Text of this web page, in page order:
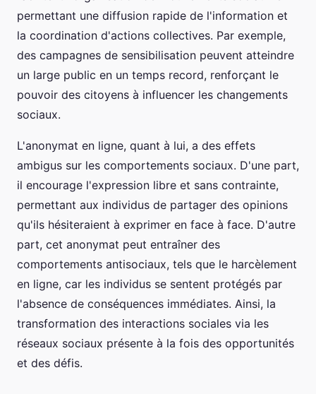
permettant une diffusion rapide de l'information et
la coordination d'actions collectives. Par exemple,
des campagnes de sensibilisation peuvent atteindre
un large public en un temps record, renforçant le
pouvoir des citoyens à influencer les changements
sociaux.
L'anonymat en ligne, quant à lui, a des effets
ambigus sur les comportements sociaux. D'une part,
il encourage l'expression libre et sans contrainte,
permettant aux individus de partager des opinions
qu'ils hésiteraient à exprimer en face à face. D'autre
part, cet anonymat peut entraîner des
comportements antisociaux, tels que le harcèlement
en ligne, car les individus se sentent protégés par
l'absence de conséquences immédiates. Ainsi, la
transformation des interactions sociales via les
réseaux sociaux présente à la fois des opportunités
et des défis.